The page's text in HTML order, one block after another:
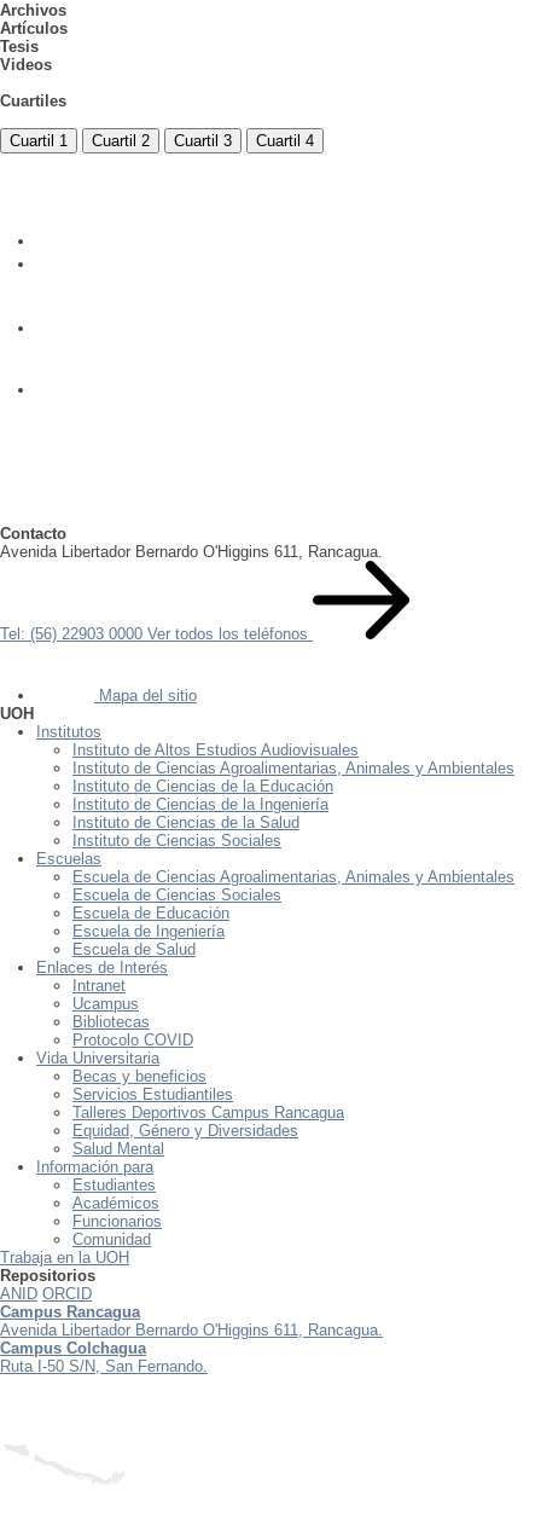
Archivos
Artículos
Tesis
Videos
Cuartiles
Cuartil 1 Cuartil 2 Cuartil 3 Cuartil 4
Contacto
Avenida Libertador Bernardo O'Higgins 611, Rancagua.
Tel: (56) 22903 0000 Ver todos los teléfonos
Mapa del sitio
UOH
Institutos
Instituto de Altos Estudios Audiovisuales
Instituto de Ciencias Agroalimentarias, Animales y Ambientales
Instituto de Ciencias de la Educación
Instituto de Ciencias de la Ingeniería
Instituto de Ciencias de la Salud
Instituto de Ciencias Sociales
Escuelas
Escuela de Ciencias Agroalimentarias, Animales y Ambientales
Escuela de Ciencias Sociales
Escuela de Educación
Escuela de Ingeniería
Escuela de Salud
Enlaces de Interés
Intranet
Ucampus
Bibliotecas
Protocolo COVID
Vida Universitaria
Becas y beneficios
Servicios Estudiantiles
Talleres Deportivos Campus Rancagua
Equidad, Género y Diversidades
Salud Mental
Información para
Estudiantes
Académicos
Funcionarios
Comunidad
Trabaja en la UOH
Repositorios
ANID ORCID
Campus Rancagua
Avenida Libertador Bernardo O'Higgins 611, Rancagua.
Campus Colchagua
Ruta I-50 S/N, San Fernando.